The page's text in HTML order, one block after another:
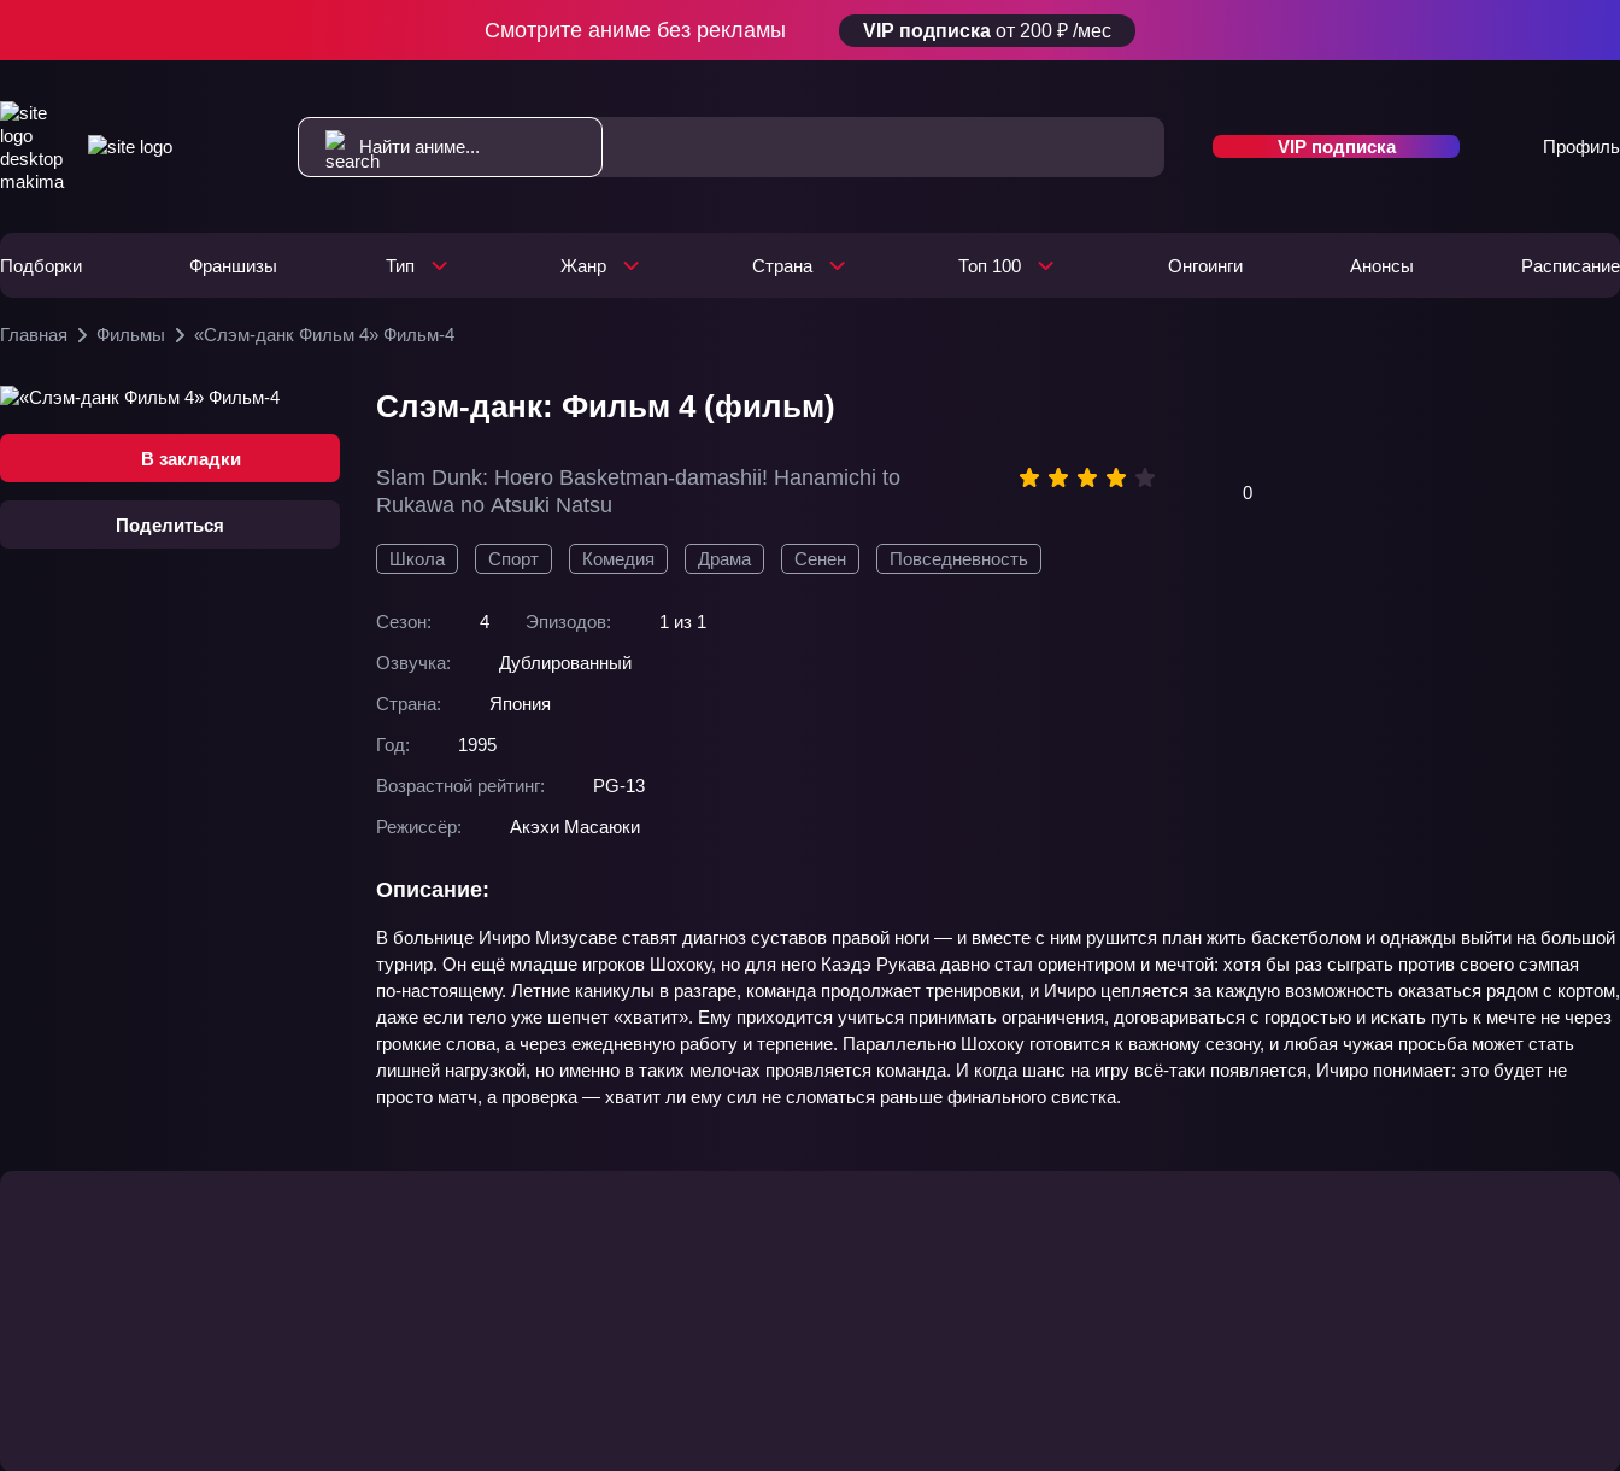
Смотрите аниме без рекламы VIP подписка от 200 ₽ /мес
VIP подписка Профиль
Подборки Франшизы Тип Жанр Страна Топ 100 Онгоинги Анонсы Расписание
Главная Фильмы «Слэм-данк Фильм 4» Фильм-4
В закладки
Поделиться
Слэм-данк: Фильм 4 (фильм)
Slam Dunk: Hoero Basketman-damashii! Hanamichi to
Rukawa no Atsuki Natsu
0
Школа Спорт Комедия Драма Сенен Повседневность
Сезон: 4 Эпизодов:
1 из 1
Озвучка:
Дублированный
Страна:
Япония
Год:
1995
Возрастной рейтинг:
PG-13
Режиссёр:
Акэхи Масаюки
Описание:
В больнице Ичиро Мизусаве ставят диагноз суставов правой ноги — и вместе с ним рушится план жить баскетболом и однажды выйти на большой
турнир. Он ещё младше игроков Шохоку, но для него Каэдэ Рукава давно стал ориентиром и мечтой: хотя бы раз сыграть против своего сэмпая
по‑настоящему. Летние каникулы в разгаре, команда продолжает тренировки, и Ичиро цепляется за каждую возможность оказаться рядом с кортом,
даже если тело уже шепчет «хватит». Ему приходится учиться принимать ограничения, договариваться с гордостью и искать путь к мечте не через
громкие слова, а через ежедневную работу и терпение. Параллельно Шохоку готовится к важному сезону, и любая чужая просьба может стать
лишней нагрузкой, но именно в таких мелочах проявляется команда. И когда шанс на игру всё-таки появляется, Ичиро понимает: это будет не
просто матч, а проверка — хватит ли ему сил не сломаться раньше финального свистка.